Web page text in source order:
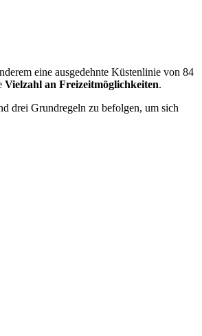
eine ausgedehnte Küstenlinie von 84
Vielzahl an Freizeitmöglichkeiten.
drei Grundregeln zu befolgen, um sich